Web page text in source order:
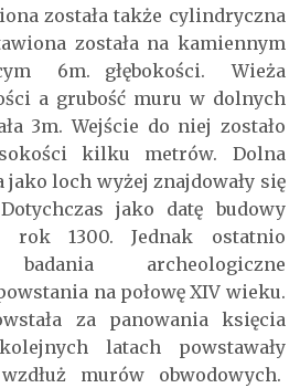
została także cylindryczna
została na kamiennym
6m. głębokości. Wieża
a grubość muru w dolnych
3m. Wejście do niej zostało
kilku metrów. Dolna
jako loch wyżej znajdowały się
jako datę budowy
1300. Jednak ostatnio
badania archeologiczne
na połowę XIV wieku.
za panowania księcia
latach powstawały
murów obwodowych.